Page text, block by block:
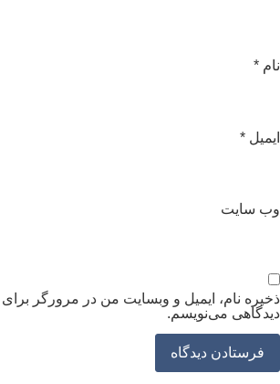
*
*
سایت
نام، ایمیل و وبسایت من در مرورگر برای
می‌نویسم.